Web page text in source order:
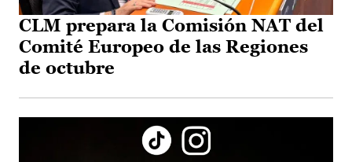
CLM prepara la Comisión NAT del
Comité Europeo de las Regiones
de octubre